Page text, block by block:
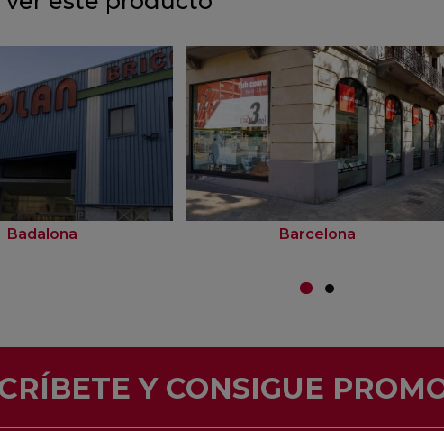
Badalona Barcelona
Y CONSIGUE